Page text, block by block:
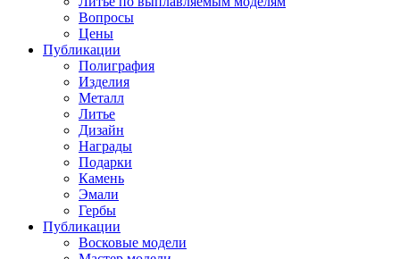
Вопросы
Цены
Публикации
Полиграфия
Изделия
Металл
Литье
Дизайн
Награды
Подарки
Камень
Эмали
Гербы
Публикации
Восковые модели